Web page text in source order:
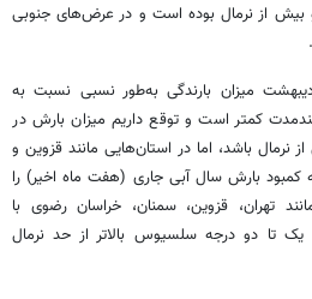
از نرمال بوده است و در عرض‌های جنوبی
میزان بارندگی به‌طور نسبی نسبت به
در بازه بلندمدت کمتر است و توقع داریم میزان بارش در
نرمال باشد، اما در استان‌هایی مانند قزوین و
کمبود بارش سال آبی جاری (هفت ماه اخیر) را
تهران، قزوین، سمنان، خراسان رضوی با
تا دو درجه سلسیوس بالاتر از حد نرمال